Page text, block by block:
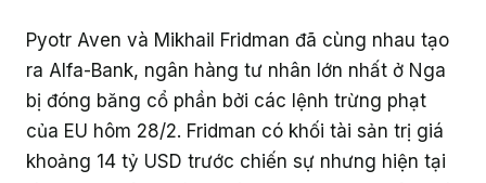
Pyotr Aven và Mikhail Fridman đã cùng nhau tạo
ra Alfa-Bank, ngân hàng tư nhân lớn nhất ở Nga
bị đóng băng cổ phần bởi các lệnh trừng phạt
của EU hôm 28/2. Fridman có khối tài sản trị giá
khoảng 14 tỷ USD trước chiến sự nhưng hiện tại